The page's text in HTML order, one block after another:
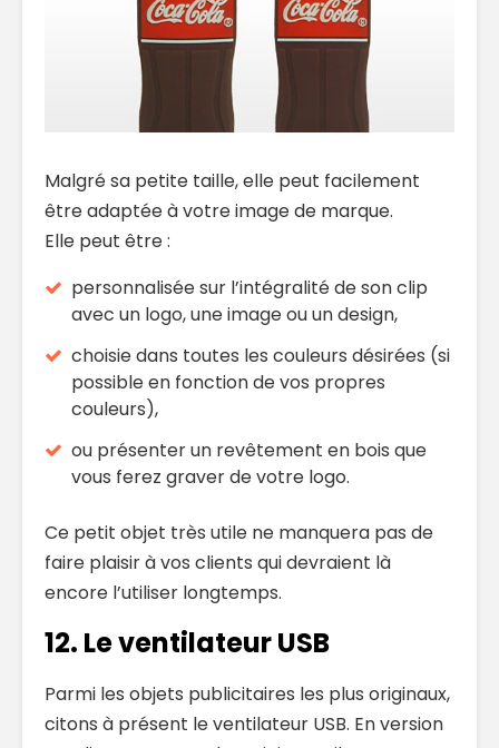
Malgré sa petite taille, elle peut facilement
être adaptée à votre image de marque.
Elle peut être :
personnalisée sur l’intégralité de son clip
avec un logo, une image ou un design,
choisie dans toutes les couleurs désirées (si
possible en fonction de vos propres
couleurs),
ou présenter un revêtement en bois que
vous ferez graver de votre logo.
Ce petit objet très utile ne manquera pas de
faire plaisir à vos clients qui devraient là
encore l’utiliser longtemps.
12. Le ventilateur USB
Parmi les objets publicitaires les plus originaux,
citons à présent le ventilateur USB. En version